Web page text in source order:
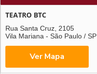
TEATRO BTC
Rua Santa Cruz, 2105
Vila Mariana - São Paulo / SP